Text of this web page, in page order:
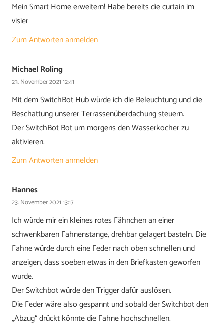
Mein Smart Home erweitern! Habe bereits die curtain im
visier
Zum Antworten anmelden
Michael Roling
23. November 2021 12:41
Mit dem SwitchBot Hub würde ich die Beleuchtung und die
Beschattung unserer Terrassenüberdachung steuern.
Der SwitchBot Bot um morgens den Wasserkocher zu
aktivieren.
Zum Antworten anmelden
Hannes
23. November 2021 13:17
Ich würde mir ein kleines rotes Fähnchen an einer
schwenkbaren Fahnenstange, drehbar gelagert basteln. Die
Fahne würde durch eine Feder nach oben schnellen und
anzeigen, dass soeben etwas in den Briefkasten geworfen
wurde.
Der Switchbot würde den Trigger dafür auslösen.
Die Feder wäre also gespannt und sobald der Switchbot den
„Abzug“ drückt könnte die Fahne hochschnellen.